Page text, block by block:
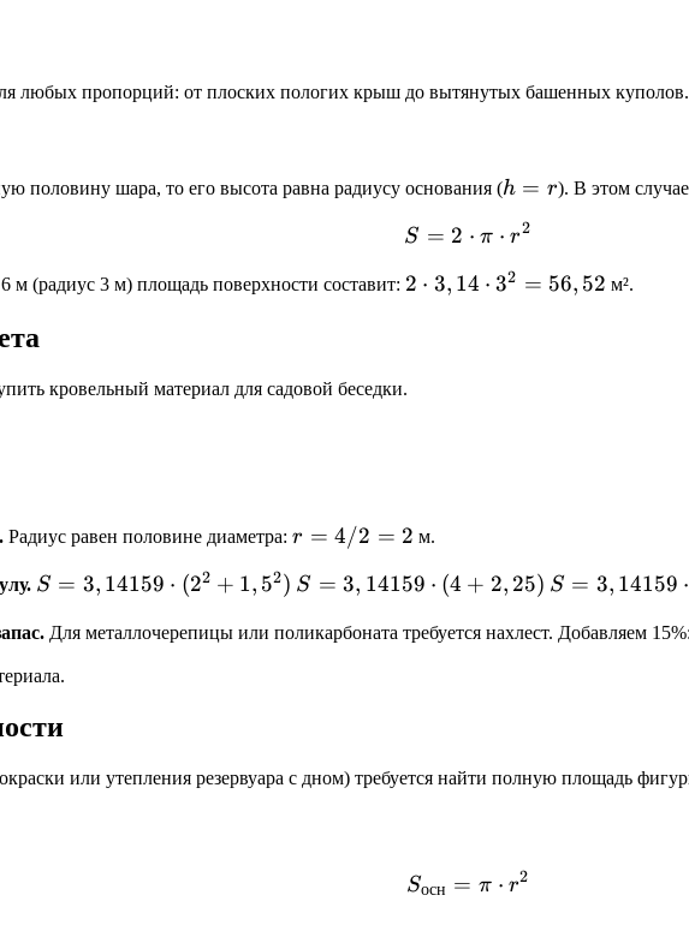
любых пропорций: от плоских пологих крыш до вытянутых башенных куполов.
половину шара, то его высота равна радиусу основания (h
r
h = r). В этом
S = 2 \cdot \pi \cdot
S = 2 ⋅ π ⋅ r2
(радиус 3 м) площадь поверхности составит: 2
3^2
2 ⋅ 3, 14 ⋅ 32 = 56, 52 м².
кровельный материал для садовой беседки.
Радиус равен половине диаметра: r
4
2
r = 4/2 = 2 м.
S =
\cdot
(2^2 +
S = 3, 14159 ⋅ (22 + 1, 52) S =
\cdot
S = 3, 14159 ⋅ (4 + 2, 25) S =
\cdot
S = 3, 14159 ⋅
Для металлочерепицы или поликарбоната требуется нахлест. Добавляем 15%:
или утепления резервуара с дном) требуется найти полную площадь
S_{осн} = \pi \cdot
Sосн = π ⋅ r2